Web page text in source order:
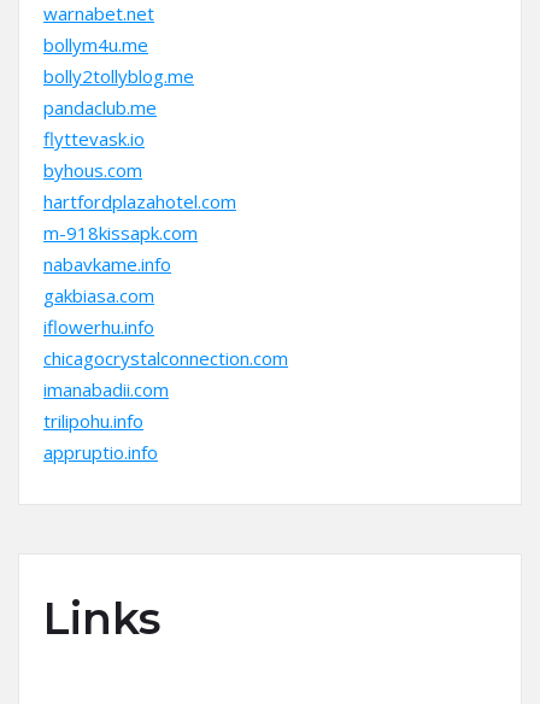
warnabet.net
bollym4u.me
bolly2tollyblog.me
pandaclub.me
flyttevask.io
byhous.com
hartfordplazahotel.com
m-918kissapk.com
nabavkame.info
gakbiasa.com
iflowerhu.info
chicagocrystalconnection.com
imanabadii.com
trilipohu.info
appruptio.info
Links